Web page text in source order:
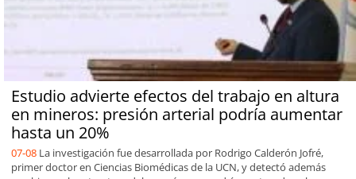
Estudio advierte efectos del trabajo en altura
en mineros: presión arterial podría aumentar
hasta un 20%
07-08 La investigación fue desarrollada por Rodrigo Calderón Jofré,
primer doctor en Ciencias Biomédicas de la UCN, y detectó además